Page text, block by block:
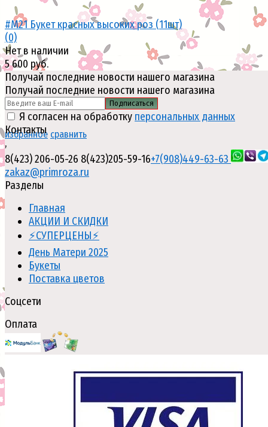
избранное сравнить
#M21 Букет красных высоких роз (11шт)
(0)
Нет в наличии
5 600 руб.
Получай последние новости нашего магазина
Получай последние новости нашего магазина
Подписаться
Я согласен на обработку персональных данных
Контакты
,
8(423) 206-05-26 8(423)205-59-16+7(908)449-63-63
zakaz@primroza.ru
Разделы
Главная
АКЦИИ И СКИДКИ
⚡СУПЕРЦЕНЫ⚡
День Матери 2025
Букеты
Поставка цветов
Соцсети
Оплата